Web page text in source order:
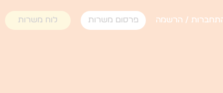
/ הרשמה פרסום משרות לוח משרות